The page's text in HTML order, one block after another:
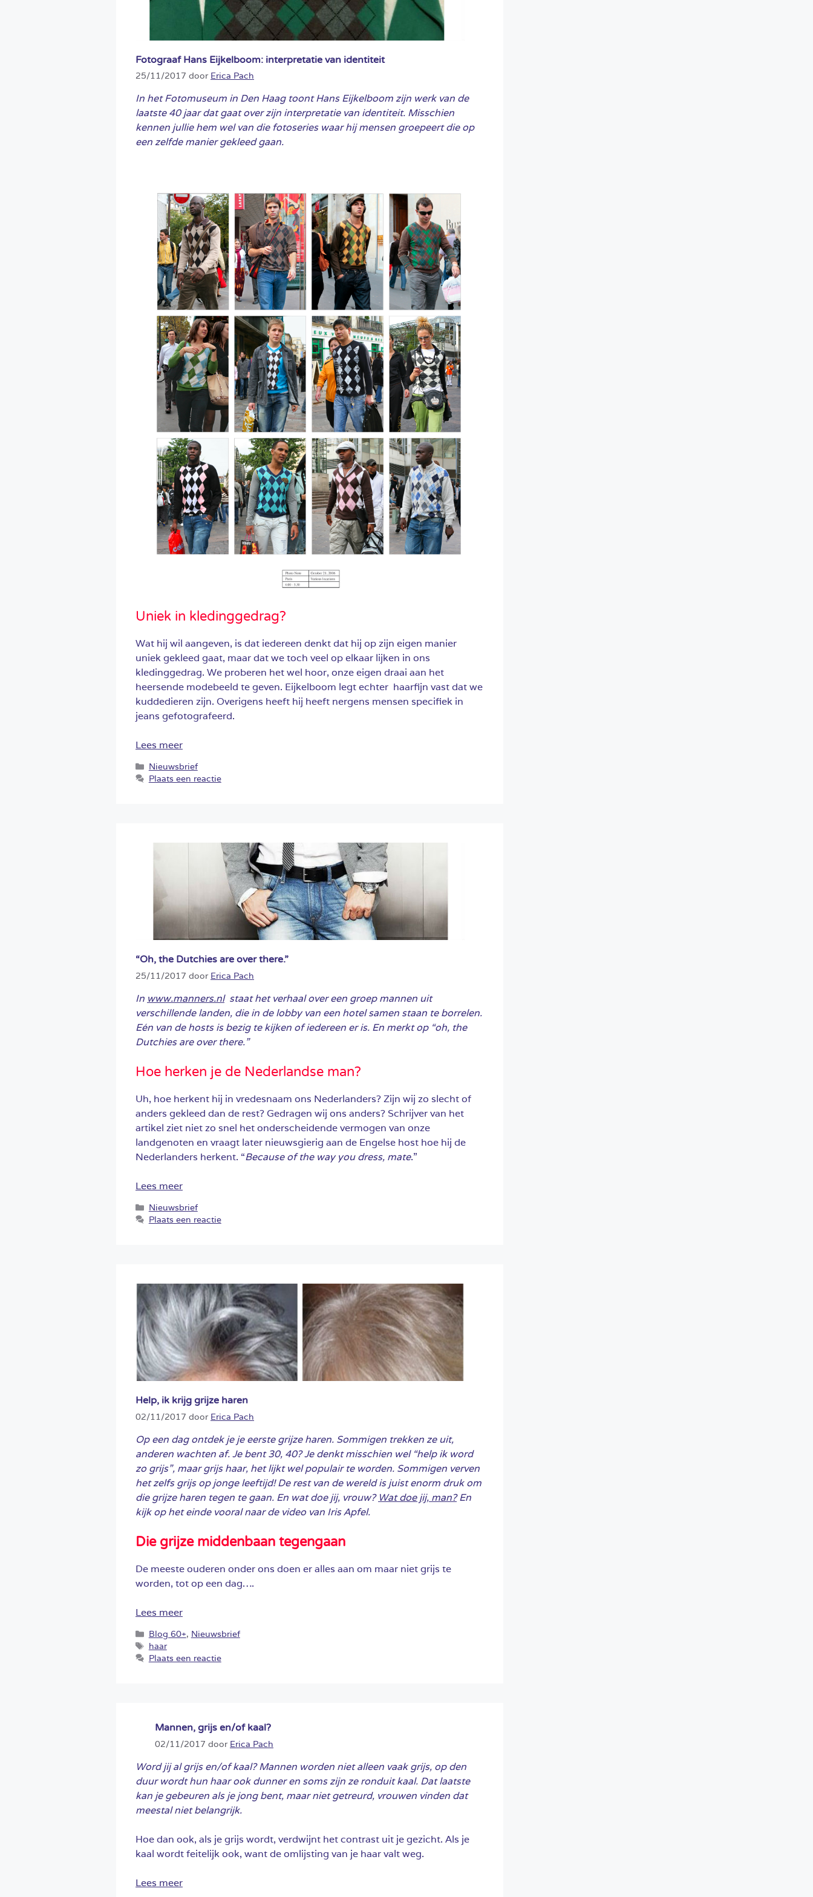
Fotograaf Hans Eijkelboom: interpretatie van identiteit
25/11/2017 door Erica Pach
In het Fotomuseum in Den Haag toont Hans Eijkelboom zijn werk van de
laatste 40 jaar dat gaat over zijn interpretatie van identiteit. Misschien
kennen jullie hem wel van die fotoseries waar hij mensen groepeert die op
een zelfde manier gekleed gaan.
Uniek in kledinggedrag?
Wat hij wil aangeven, is dat iedereen denkt dat hij op zijn eigen manier
uniek gekleed gaat, maar dat we toch veel op elkaar lijken in ons
kledinggedrag. We proberen het wel hoor, onze eigen draai aan het
heersende modebeeld te geven. Eijkelboom legt echter haarfijn vast dat we
kuddedieren zijn. Overigens heeft hij heeft nergens mensen specifiek in
jeans gefotografeerd.
Lees meer
Categorieën
Nieuwsbrief
Plaats een reactie
“Oh, the Dutchies are over there.”
25/11/2017 door Erica Pach
In www.manners.nl staat het verhaal over een groep mannen uit
verschillende landen, die in de lobby van een hotel samen staan te borrelen.
Eén van de hosts is bezig te kijken of iedereen er is. En merkt op “oh, the
Dutchies are over there.”
Hoe herken je de Nederlandse man?
Uh, hoe herkent hij in vredesnaam ons Nederlanders? Zijn wij zo slecht of
anders gekleed dan de rest? Gedragen wij ons anders? Schrijver van het
artikel ziet niet zo snel het onderscheidende vermogen van onze
landgenoten en vraagt later nieuwsgierig aan de Engelse host hoe hij de
Nederlanders herkent. “Because of the way you dress, mate.”
Lees meer
Categorieën
Nieuwsbrief
Plaats een reactie
Help, ik krijg grijze haren
02/11/2017 door Erica Pach
Op een dag ontdek je je eerste grijze haren. Sommigen trekken ze uit,
anderen wachten af. Je bent 30, 40? Je denkt misschien wel “help ik word
zo grijs”, maar grijs haar, het lijkt wel populair te worden. Sommigen verven
het zelfs grijs op jonge leeftijd! De rest van de wereld is juist enorm druk om
die grijze haren tegen te gaan. En wat doe jij, vrouw? Wat doe jij, man?En
kijk op het einde vooral naar de video van Iris Apfel.
Die grijze middenbaan tegengaan
De meeste ouderen onder ons doen er alles aan om maar niet grijs te
worden, tot op een dag….
Lees meer
Categorieën
Blog 60+, Nieuwsbrief
Tags
haar
Plaats een reactie
Mannen, grijs en/of kaal?
02/11/2017 door Erica Pach
Word jij al grijs en/of kaal? Mannen worden niet alleen vaak grijs, op den
duur wordt hun haar ook dunner en soms zijn ze ronduit kaal. Dat laatste
kan je gebeuren als je jong bent, maar niet getreurd, vrouwen vinden dat
meestal niet belangrijk.
Hoe dan ook, als je grijs wordt, verdwijnt het contrast uit je gezicht. Als je
kaal wordt feitelijk ook, want de omlijsting van je haar valt weg.
Lees meer